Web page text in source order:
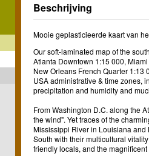
Beschrijving
Mooie geplasticieerde kaart van
Our soft-laminated map of the
Atlanta Downtown 1:15 000,
New Orleans French Quarter 1:13
USA administrative & time zones,
precipitation and humidity and
From Washington D.C. along the
the wind". Yet traces of the
Mississippi River in Louisiana and
South with their multicultural
friendly locals, and the